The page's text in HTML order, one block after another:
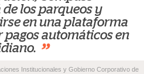
los parqueos y
en una plataforma
automáticos en
”
Institucionales y Gobierno Corporativo de